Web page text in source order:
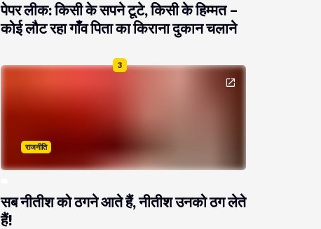
पेपर लीक: किसी के सपने टूटे, किसी के हिम्मत –
कोई लौट रहा गाँव पिता का किराना दुकान चलाने
3
राजनीति
सब नीतीश को ठगने आते हैं, नीतीश उनको ठग लेते
हैं!